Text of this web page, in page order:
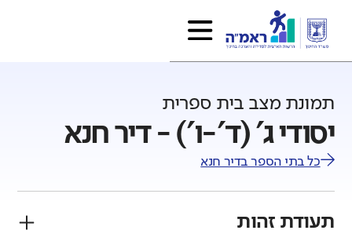
תמונת מצב בית ספרית
יסודי ג' (ד'-ו') - דיר חנא
כל בתי הספר בדיר חנא
תעודת זהות